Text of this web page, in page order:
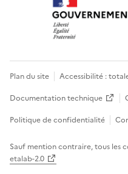
Plan du site Accessibilité :
Documentation technique
Politique de confidentialité
Sauf mention contraire, tous les
etalab-2.0